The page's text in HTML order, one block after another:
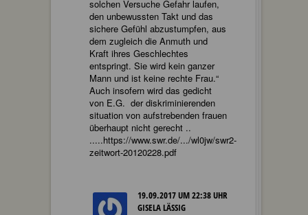
solchen Versuche Gefahr laufen,
den unbewussten Takt und das
sichere Gefühl abzustumpfen, aus
dem zugleich die Anmuth und
Kraft ihres Geschlechtes
entspringt. Sie wird kein ganzer
Mann und ist keine rechte Frau.“
Auch insofern wird das gedicht
von E.G. der diskriminierenden
situation von aufstrebenden frauen
überhaupt nicht gerecht ..
.....https://www.swr.de/.../wl0jw/swr2-
zeitwort-20120228.pdf
19.09.2017 UM 22:38 UHR
GISELA LÄSSIG